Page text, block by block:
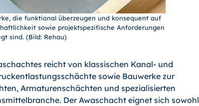
die funktional überzeugen und konsequent auf
sowie projektspezifische Anforderungen
sind. (Bild: Rehau)
reicht von klassischen Kanal- und
sowie Bauwerke zur
Armaturenschächten und spezialisierten
Der Awaschacht eignet sich sowohl